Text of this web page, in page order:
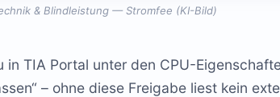
& Blindleistung — Stromfee (KI-Bild)
TIA Portal unter den CPU-
– ohne diese Freigabe liest kein